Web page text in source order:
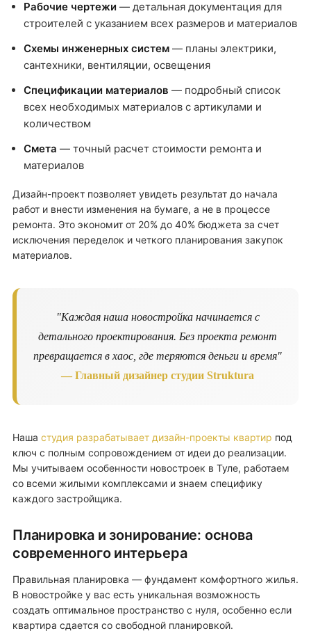
Рабочие чертежи — детальная документация для
строителей с указанием всех размеров и материалов
Схемы инженерных систем — планы электрики,
сантехники, вентиляции, освещения
Спецификации материалов — подробный список
всех необходимых материалов с артикулами и
количеством
Смета — точный расчет стоимости ремонта и
материалов
Дизайн-проект позволяет увидеть результат до начала
работ и внести изменения на бумаге, а не в процессе
ремонта. Это экономит от 20% до 40% бюджета за счет
исключения переделок и четкого планирования закупок
материалов.
"Каждая наша новостройка начинается с
детального проектирования. Без проекта ремонт
превращается в хаос, где теряются деньги и время"
— Главный дизайнер студии Struktura
Наша студия разрабатывает дизайн-проекты квартир под
ключ с полным сопровождением от идеи до реализации.
Мы учитываем особенности новостроек в Туле, работаем
со всеми жилыми комплексами и знаем специфику
каждого застройщика.
Планировка и зонирование: основа
современного интерьера
Правильная планировка — фундамент комфортного жилья.
В новостройке у вас есть уникальная возможность
создать оптимальное пространство с нуля, особенно если
квартира сдается со свободной планировкой.